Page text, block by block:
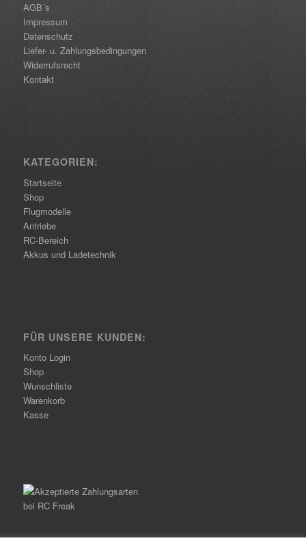
AGB´s
Impressum
Datenschutz
Liefer- u. Zahlungsbedingungen
Widerrufsrecht
Kontakt
KATEGORIEN:
Startseite
Shop
Flugmodelle
Antriebe
RC-Bereich
Akkus und Ladetechnik
FÜR UNSERE KUNDEN:
Konto Login
Shop
Wunschliste
Warenkorb
Kasse